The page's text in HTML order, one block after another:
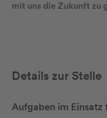
mit uns die Zukunft zu
Details zur Stelle
Aufgaben im